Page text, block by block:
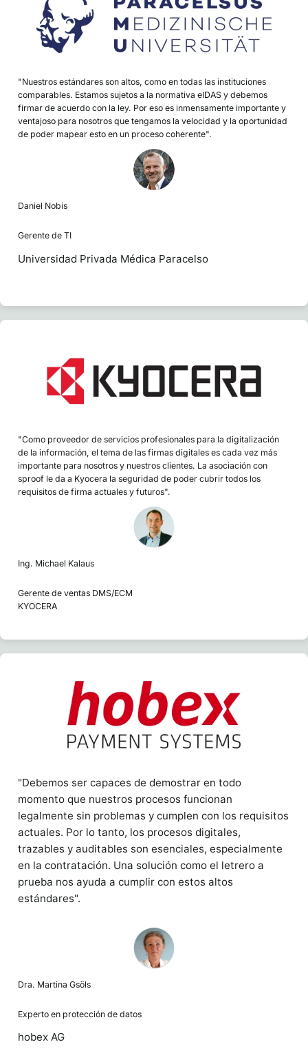
"Nuestros estándares son altos, como en todas las instituciones
comparables. Estamos sujetos a la normativa eIDAS y debemos
firmar de acuerdo con la ley. Por eso es inmensamente importante y
ventajoso para nosotros que tengamos la velocidad y la oportunidad
de poder mapear esto en un proceso coherente".
Daniel Nobis
Gerente de TI
Universidad Privada Médica Paracelso
"Como proveedor de servicios profesionales para la digitalización
de la información, el tema de las firmas digitales es cada vez más
importante para nosotros y nuestros clientes. La asociación con
sproof le da a Kyocera la seguridad de poder cubrir todos los
requisitos de firma actuales y futuros".
Ing. Michael Kalaus
Gerente de ventas DMS/ECM
KYOCERA
"Debemos ser capaces de demostrar en todo
momento que nuestros procesos funcionan
legalmente sin problemas y cumplen con los requisitos
actuales. Por lo tanto, los procesos digitales,
trazables y auditables son esenciales, especialmente
en la contratación. Una solución como el letrero a
prueba nos ayuda a cumplir con estos altos
estándares".
Dra. Martina Gsöls
Experto en protección de datos
hobex AG